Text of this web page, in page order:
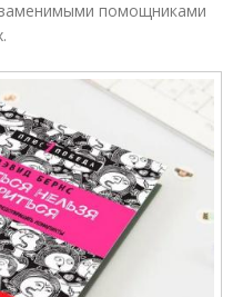
помощниками